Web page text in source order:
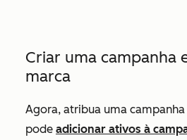
Criar uma campanha
marca
Agora, atribua uma campanha
pode adicionar ativos à